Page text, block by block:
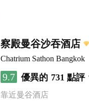
察殿曼谷沙吞酒店
Chatrium Sathon Bangkok
9.7 優異的 731 點評
靠近曼谷酒店